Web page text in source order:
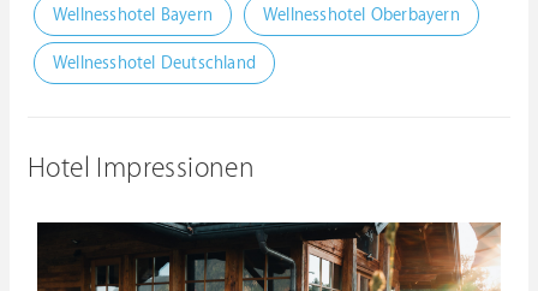
Wellnesshotel Bayern Wellnesshotel Oberbayern
Wellnesshotel Deutschland
Hotel Impressionen